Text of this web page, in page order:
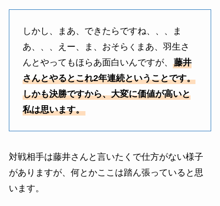
しかし、まあ、できたらですね、、、ま
あ、、、えー、ま、おそら く まあ、羽生さ
んとやってもほらあ面白いんですが、 藤井
さんとやるとこれ2年連続ということです。
しかも決勝ですから、大変に価値が高いと
私は思います。
対戦相手は藤井さんと言いたくで仕方がない様子
がありますが、何とかここは踏ん張っていると思
います。